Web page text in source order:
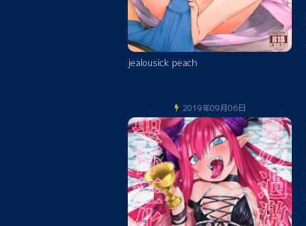
jealousick peach
2019年09月06日